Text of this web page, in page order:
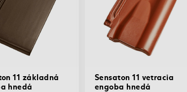
11 základná
hnedá
Sensaton 11 vetracia
engoba hnedá